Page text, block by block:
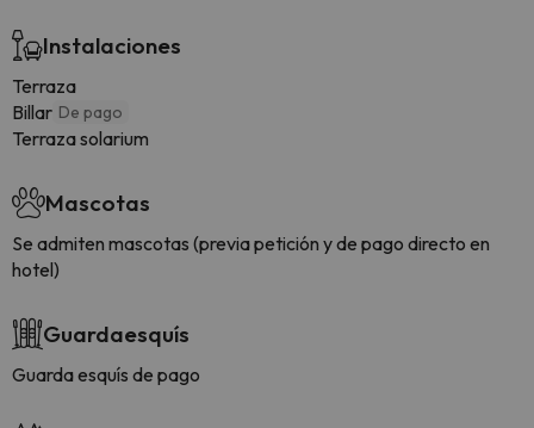
Instalaciones
Terraza
Billar De pago
Terraza solarium
Mascotas
Se admiten mascotas (previa petición y de pago directo en
hotel)
Guardaesquís
Guarda esquís de pago